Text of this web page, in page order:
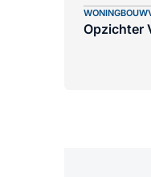
Opzichter